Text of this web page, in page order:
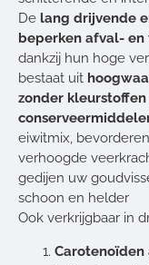
De lang drijvende
beperken afval-
dankzij hun hoge
bestaat uit
zonder
eiwitmix,
verhoogde
gedijen uw
schoon en helder
Ook verkrijgbaar in
Carotenoïden